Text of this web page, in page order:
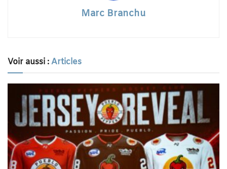
Marc Branchu
Voir aussi :Articles